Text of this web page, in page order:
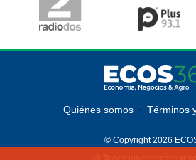
Quiénes somos · Términos
© Copyright 2026